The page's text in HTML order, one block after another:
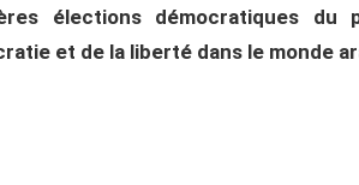
élections démocratiques
et de la liberté dans le monde